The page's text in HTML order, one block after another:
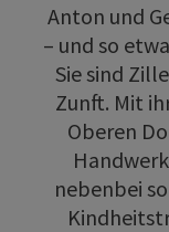
Anton und
– und so
Sie sind
Zunft. Mit
Oberen
nebenbei